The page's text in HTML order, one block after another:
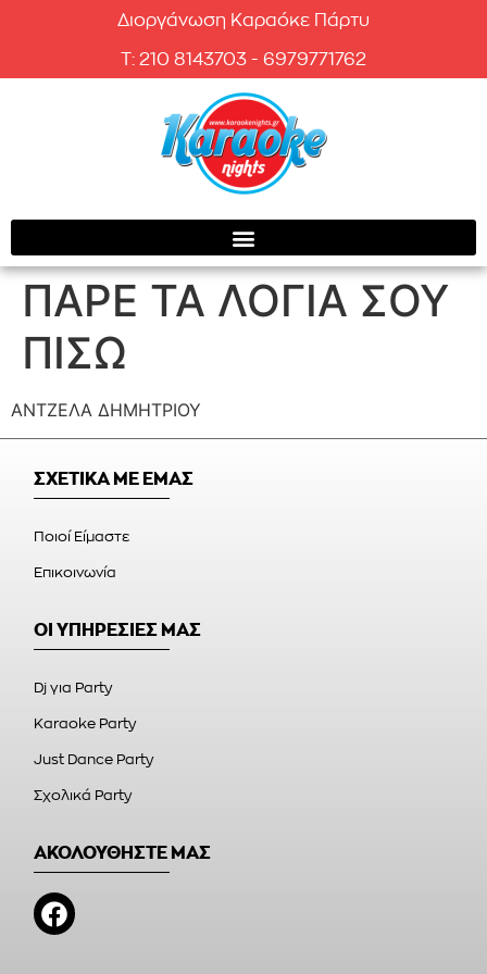
Διοργάνωση Καραόκε Πάρτυ
T: 210 8143703 - 6979771762
ΠΑΡΕ ΤΑ ΛΟΓΙΑ ΣΟΥ
ΠΙΣΩ
ΑΝΤΖΕΛΑ ΔΗΜΗΤΡΙΟΥ
ΣΧΕΤΙΚΑ ΜΕ ΕΜΑΣ
Ποιοί Είμαστε
Επικοινωνία
ΟΙ ΥΠΗΡΕΣΙΕΣ ΜΑΣ
Dj για Party
Karaoke Party
Just Dance Party
Σχολικά Party
ΑΚΟΛΟΥΘΗΣΤΕ ΜΑΣ